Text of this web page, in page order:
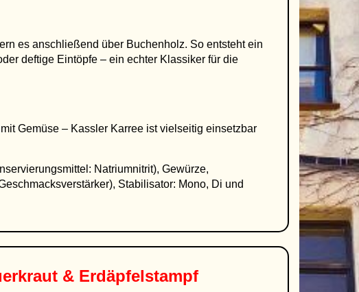
es anschließend über Buchenholz. So entsteht ein
deftige Eintöpfe – ein echter Klassiker für die
Gemüse – Kassler Karree ist vielseitig einsetzbar
Natriumnitrit), Gewürze,
Stabilisator: Mono, Di und
& Erdäpfelstampf